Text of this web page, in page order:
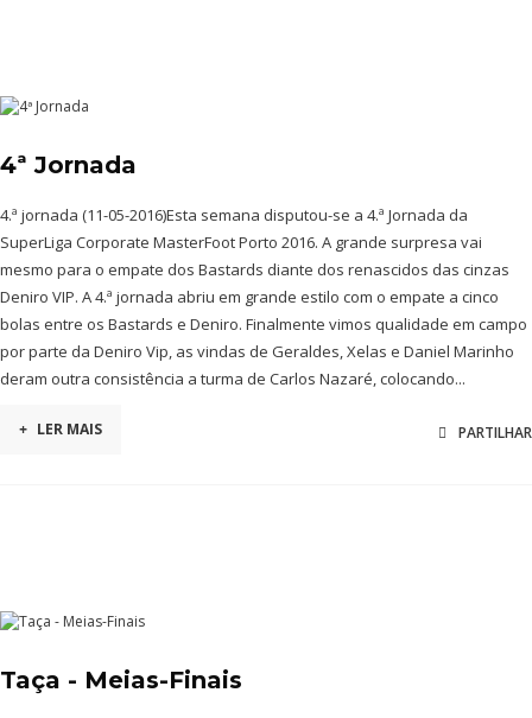
4ª Jornada
4.ª jornada (11-05-2016)Esta semana disputou-se a 4.ª Jornada da
SuperLiga Corporate MasterFoot Porto 2016. A grande surpresa vai
mesmo para o empate dos Bastards diante dos renascidos das cinzas
Deniro VIP. A 4.ª jornada abriu em grande estilo com o empate a cinco
bolas entre os Bastards e Deniro. Finalmente vimos qualidade em campo
por parte da Deniro Vip, as vindas de Geraldes, Xelas e Daniel Marinho
deram outra consistência a turma de Carlos Nazaré, colocando...
+ LER MAIS PARTILHAR
Taça - Meias-Finais